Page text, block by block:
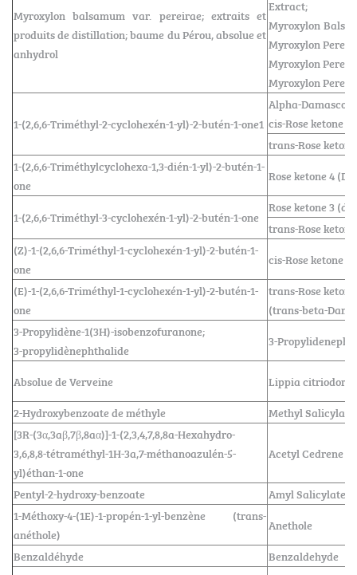
Myroxylon balsamum var. pereirae; extraits et
produits de distillation; baume du Pérou, absolue et
anhydrol
Extract;
Myroxylon
Myroxylon
Myroxylon
Myroxylon
1-(2,6,6-Triméthyl-2-cyclohexén-1-yl)-2-butén-1-one1
Alpha-
cis-Rose ketone 1
trans-Rose
1-(2,6,6-Triméthylcyclohexa-1,3-dién-1-yl)-2-butén-1-
one
Rose ketone 4
1-(2,6,6-Triméthyl-3-cyclohexén-1-yl)-2-butén-1-one
Rose ketone 3
trans-Rose
(Z)-1-(2,6,6-Triméthyl-1-cyclohexén-1-yl)-2-butén-1-
one
cis-Rose ketone
(E)-1-(2,6,6-Triméthyl-1-cyclohexén-1-yl)-2-butén-1-
one
trans-Rose
(trans-beta-
3-Propylidène-1(3H)-isobenzofuranone;
3-propylidènephthalide
3-
Absolue de Verveine
Lippia citriodora
2-Hydroxybenzoate de méthyle
Methyl Salicylate
[3R-(3α,3aβ,7β,8aα)]-1-(2,3,4,7,8,8a-Hexahydro-
3,6,8,8-tétraméthyl-1H-3a,7-méthanoazulén-5-
yl)éthan-1-one
Acetyl Cedrene
Pentyl-2-hydroxy-benzoate
Amyl Salicylate
1-Méthoxy-4-(1E)-1-propén-1-yl-benzène (trans-
anéthole)
Anethole
Benzaldéhyde
Benzaldehyde